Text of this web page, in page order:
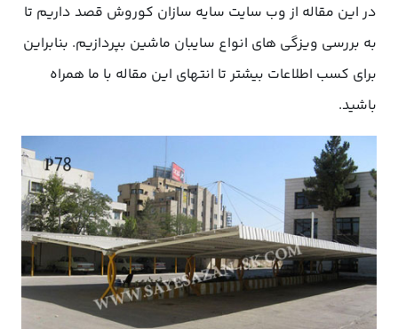
در این مقاله از وب سایت سایه سازان کوروش قصد داریم تا
به بررسی ویزگی های انواع سایبان ماشین بپردازیم. بنابراین
برای کسب اطلاعات بیشتر تا انتهای این مقاله با ما همراه
باشید.